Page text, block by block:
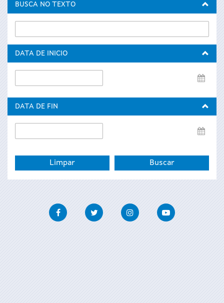
BUSCA NO TEXTO
DATA DE INICIO
de
DATA DE FIN
de
FacebookTwitter InstagramYoutube